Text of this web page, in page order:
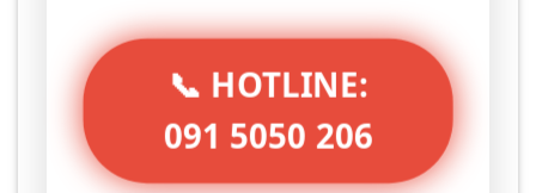
📞 HOTLINE:
091 5050 206